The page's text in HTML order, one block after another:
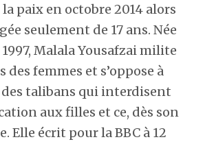
paix en octobre 2014 alors
seulement de 17 ans. Née
Malala Yousafzai milite
des femmes et s’oppose à
des talibans qui interdisent
aux filles et ce, dès son
Elle écrit pour la BBC à 12